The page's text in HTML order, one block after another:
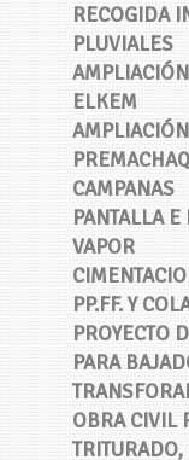
RECOGIDA
PLUVIALES
ELKEM
CAMPANAS
PANTALLA
VAPOR
PP.FF. Y
PROYECTO
PARA
OBRA CIVIL